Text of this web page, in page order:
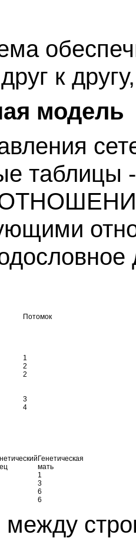
к
модель
таблицы
Потомок
1
2
2
3
4
Генетическая
мать
1
3
6
6